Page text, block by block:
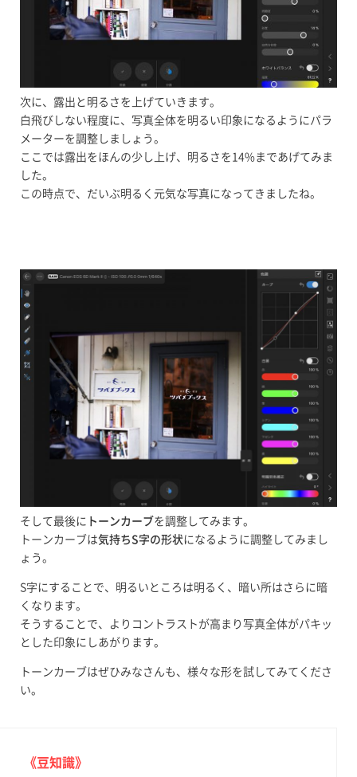
次に、露出と明るさを上げていきます。
白飛びしない程度に、写真全体を明るい印象になるようにパラ
メーターを調整しましょう。
ここでは露出をほんの少し上げ、明るさを14%まであげてみま
した。
この時点で、だいぶ明るく元気な写真になってきましたね。
そして最後に トーンカーブ を調整してみます。
トーンカーブは気持ちS字の形状になるように調整してみまし
ょう。
S字にすることで、明るいところは明るく、暗い所はさらに暗
くなります。
そうすることで、よりコントラストが高まり写真全体がパキッ
とした印象にしあがります。
トーンカーブはぜひみなさんも、様々な形を試してみてくださ
い。
《豆知識》